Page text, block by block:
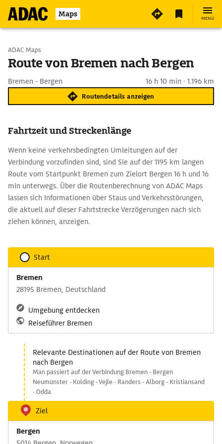
Maps MENÜ
Start wählen
ADAC Maps
Route von Bremen nach Bergen
Bremen - Bergen 16 h 10 min · 1.196 km
Routendetails anzeigen
Fahrtzeit und Streckenlänge
Wenn keine verkehrsbedingten Umleitungen auf der
Verbindung vorzufinden sind, sind Sie auf der 1195 km langen
Route vom Startpunkt Bremen zum Zielort Bergen 16 h und 16
min unterwegs. Über die Routenberechnung von ADAC Maps
lassen sich Informationen über Staus und Verkehrsstörungen,
die aktuell auf dieser Fahrtstrecke Verzögerungen nach sich
ziehen können, anzeigen.
Start
Bremen
28195 Bremen, Deutschland
Umgebung entdecken
Reiseführer Bremen
Relevante Destinationen auf der Route von Bremen
nach Bergen
Man passiert auf der Verbindung Bremen - Bergen
Neumünster - Kolding - Vejle - Randers - Alborg - Kristiansand
- Odda.
Ziel
Bergen